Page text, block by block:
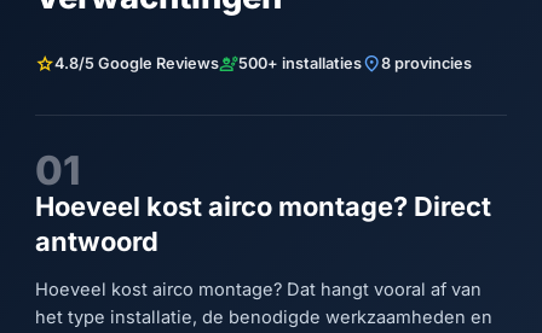
star4.8/5 Google Reviewsengineering500+ installatieslocation_on8 provincies
01
Hoeveel kost airco montage? Direct
antwoord
Hoeveel kost airco montage? Dat hangt vooral af van
het type installatie, de benodigde werkzaamheden en